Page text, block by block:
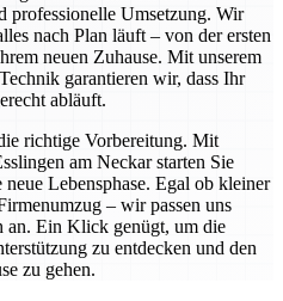
professionelle Umsetzung. Wir
nach Plan läuft – von der ersten
neuen Zuhause. Mit unserem
garantieren wir, dass Ihr
abläuft.
richtige Vorbereitung. Mit
am Neckar starten Sie
Lebensphase. Egal ob kleiner
– wir passen uns
an. Ein Klick genügt, um die
zu entdecken und den
zu gehen.